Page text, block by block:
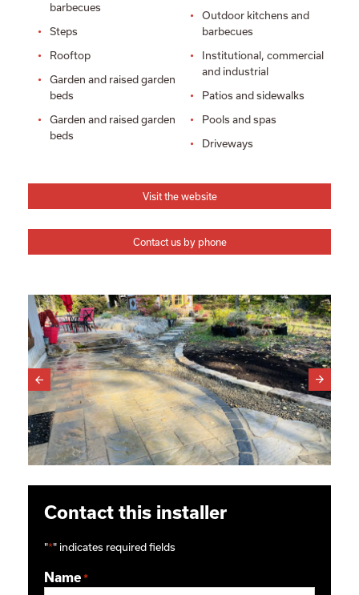
barbecues
Steps
Rooftop
Garden and raised garden
beds
Garden and raised garden
beds
Outdoor kitchens and
barbecues
Institutional, commercial
and industrial
Patios and sidewalks
Pools and spas
Driveways
Visit the website
Contact us by phone
Contact this installer
"*" indicates required fields
Name *